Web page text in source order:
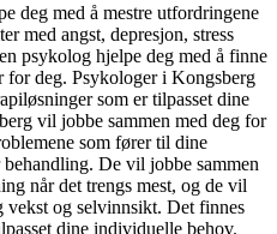
deg med å mestre utfordringene
med angst, depresjon, stress
psykolog hjelpe deg med å finne
for deg. Psykologer i Kongsberg
som er tilpasset dine
vil jobbe sammen med deg for
som fører til dine
De vil jobbe sammen
når det trengs mest, og de vil
vekst og selvinnsikt. Det finnes
dine individuelle behov.